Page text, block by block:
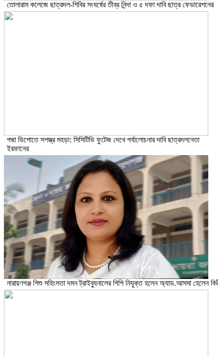
তোলারাম কলেজে ছাত্রদল-শিবির সংঘর্ষের তীব্র নিন্দা ও ৫ দফা দাবি ছাত্র ফেডারেশনের
পদ্মা ডিপোতে সশস্ত্র মহড়া: সিসিটিভি ফুটেজ দেখে পর্যালোচনার দাবি ছাত্রদলনেতা
ইরফানের
নারায়ণগঞ্জ শিশু সহিংসতা দমন ট্রাইব্যুনালের পিপি নিযুক্ত হলেন অ্যাড.আসমা হেলেন